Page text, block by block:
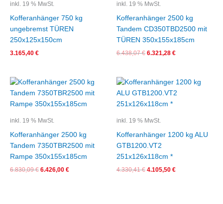
inkl. 19 % MwSt.
Kofferanhänger 750 kg
ungebremst TÜREN
250x125x150cm
3.165,40 €
inkl. 19 % MwSt.
Kofferanhänger 2500 kg
Tandem CD350TBD2500 mit
TÜREN 350x155x185cm
6.438,07€ 6.321,28 €
inkl. 19 % MwSt.
Kofferanhänger 2500 kg
Tandem 7350TBR2500 mit
Rampe 350x155x185cm
6.830,09€
Ursprünglicher
war:
6.830,09 €
6.426,00 €
Aktueller
ist:
6.426,00 €.
inkl. 19 % MwSt.
Kofferanhänger 1200 kg ALU
GTB1200.VT2
251x126x118cm *
4.330,41€
Ursprünglicher
war:
4.330,41 €
4.105,50 €
Aktueller
ist: